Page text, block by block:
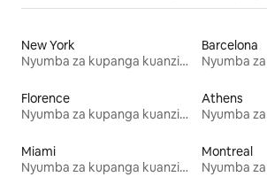
New York
Nyumba za kupanga kuanzia mwezi mmoja
Barcelona
Florence
Nyumba za kupanga kuanzia mwezi mmoja
Athens
Miami
Nyumba za kupanga kuanzia mwezi mmoja
Montreal